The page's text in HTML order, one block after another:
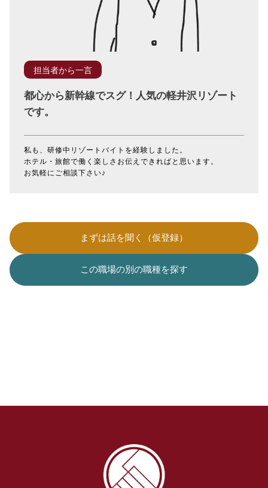
担当者から一言
都心から新幹線でスグ！人気の軽井沢リゾート
です。
私も、研修中リゾートバイトを経験しました。
ホテル・旅館で働く楽しさお伝えできればと思います。
お気軽にご相談下さい♪
まずは話を聞く（仮登録）
この職場の別の職種を探す